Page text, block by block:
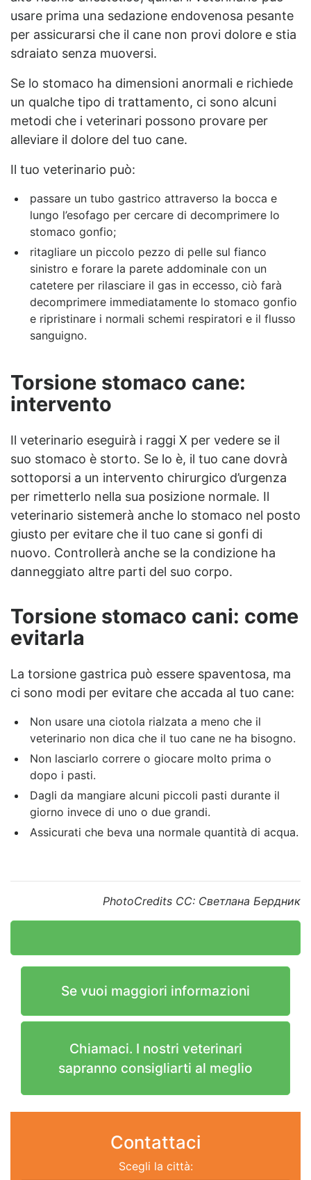
usare prima una sedazione endovenosa pesante
per assicurarsi che il cane non provi dolore e stia
sdraiato senza muoversi.
Se lo stomaco ha dimensioni anormali e richiede
un qualche tipo di trattamento, ci sono alcuni
metodi che i veterinari possono provare per
alleviare il dolore del tuo cane.
Il tuo veterinario può:
passare un tubo gastrico attraverso la bocca e
lungo l’esofago per cercare di decomprimere lo
stomaco gonfio;
ritagliare un piccolo pezzo di pelle sul fianco
sinistro e forare la parete addominale con un
catetere per rilasciare il gas in eccesso, ciò farà
decomprimere immediatamente lo stomaco gonfio
e ripristinare i normali schemi respiratori e il flusso
sanguigno.
Torsione stomaco cane:
intervento
Il veterinario eseguirà i raggi X per vedere se il
suo stomaco è storto. Se lo è, il tuo cane dovrà
sottoporsi a un intervento chirurgico d’urgenza
per rimetterlo nella sua posizione normale. Il
veterinario sistemerà anche lo stomaco nel posto
giusto per evitare che il tuo cane si gonfi di
nuovo. Controllerà anche se la condizione ha
danneggiato altre parti del suo corpo.
Torsione stomaco cani: come
evitarla
La torsione gastrica può essere spaventosa, ma
ci sono modi per evitare che accada al tuo cane:
Non usare una ciotola rialzata a meno che il
veterinario non dica che il tuo cane ne ha bisogno.
Non lasciarlo correre o giocare molto prima o
dopo i pasti.
Dagli da mangiare alcuni piccoli pasti durante il
giorno invece di uno o due grandi.
Assicurati che beva una normale quantità di acqua.
PhotoCredits CC: Светлана Бердник
Se vuoi maggiori informazioni
Chiamaci. I nostri veterinari
sapranno consigliarti al meglio
Contattaci
Scegli la città: